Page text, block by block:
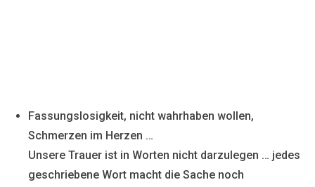
Fassungslosigkeit, nicht wahrhaben wollen,
Schmerzen im Herzen …
Unsere Trauer ist in Worten nicht darzulegen … jedes
geschriebene Wort macht die Sache noch